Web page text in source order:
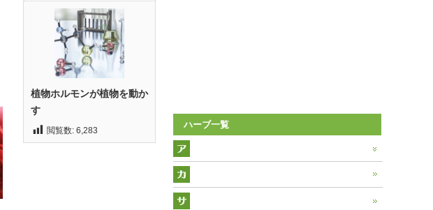
植物ホルモンが植物を動か
す
閲覧数: 6,283
ハーブ一覧
アーティチョーク
アニスヒソップ
カモミール